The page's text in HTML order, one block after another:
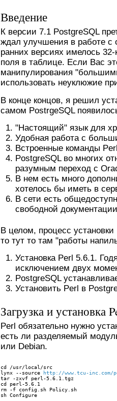
Введение
К версии 7.1 PostgreSQL
ждал улучшения в работе с
ранних версиях имелось
поля в таблице. Если Вас
манипулирования
использовать неуклюжие
В конце концов, я решил
самом PostrgeSQL
"Настоящий" язык для
Удобная работа с
Встроенные команды
PostgreSQL во многих
разумным переход с
В нем есть много
хотелось бы иметь в
В сети есть
свободной
В целом, процесс
то тут то там "работы
Установка Perl 5.6.1.
исключением двух
PostgreSQL
Установить Perl в
Загрузка и установка
Perl обязательно нужно
есть ли разделяемый
или Debian.
cd /usr/local/src
lynx --source
http://www.tcu-inc.com/
tar -zxvf perl-5.6.1.tgz
cd perl-5.6.1
rm -f config.sh Policy.sh
sh Configure